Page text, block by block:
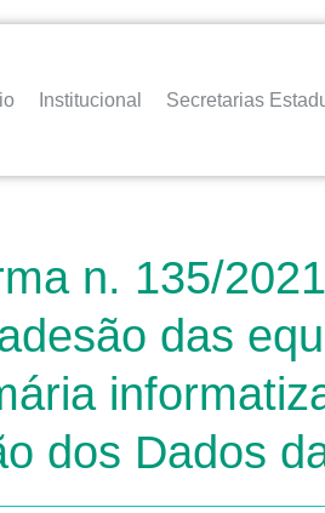
Institucional Secretarias
n. 135/
das
dos Dados